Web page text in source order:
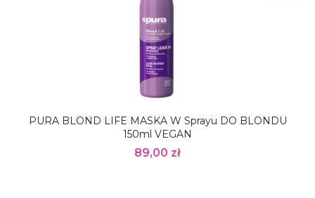
PURA BLOND LIFE MASKA W Sprayu DO BLONDU
150ml VEGAN
89,00 zł